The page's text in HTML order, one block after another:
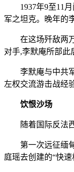
1937年9至11
军之坦克。晚年的
在这场歼敌两
对手,李默庵所部此
李默庵与中共
左权交流游击战经
饮恨沙场
随着国际反法
第一次远征缅
庭瑶去创建的“快